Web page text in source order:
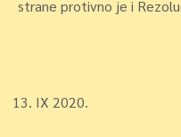
strane protivno je i
IX 2020.